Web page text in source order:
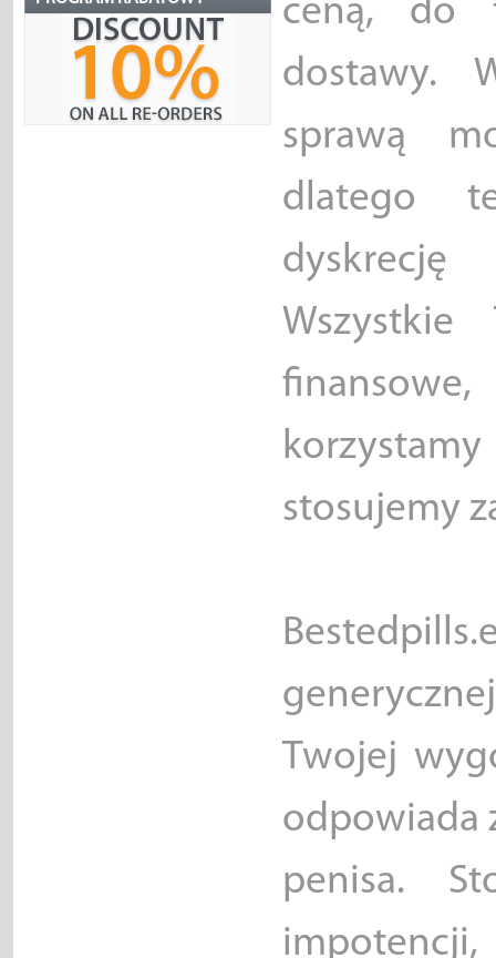
ceną, do
dostawy.
sprawą
dlatego
dyskrecję
stosujemy
Twojej
odpowiada
penisa.